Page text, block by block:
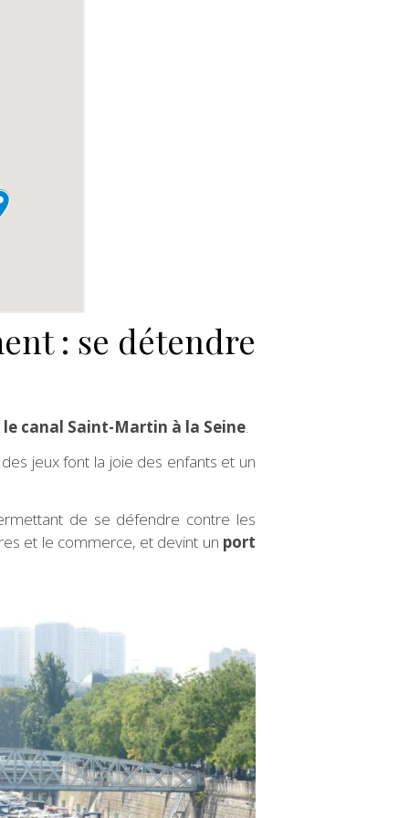
: se détendre
canal Saint-Martin à la Seine.
jeux font la joie des enfants et un
de se défendre contre les
et le commerce, et devint un port